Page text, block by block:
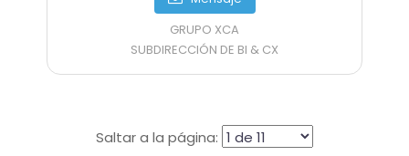
GRUPO XCA
SUBDIRECCIÓN DE BI & CX
Saltar a la página: